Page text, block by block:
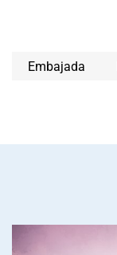
Embajada